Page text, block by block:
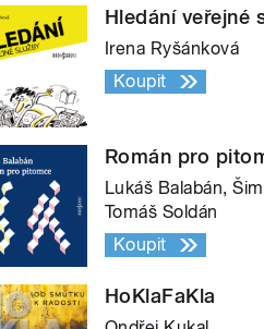
Hledání veřejné
Irena Ryšánková
Koupit
Román pro
Lukáš Balabán,
Tomáš Soldán
Koupit
HoKlaFaKla